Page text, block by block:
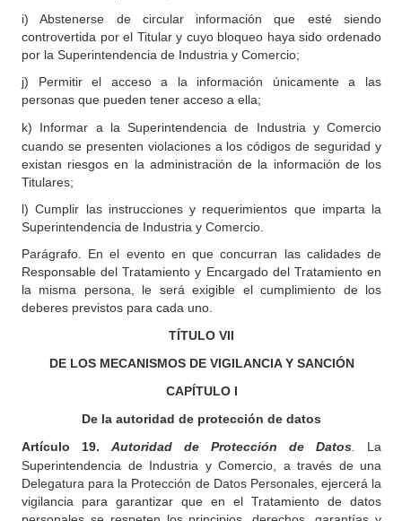
i) Abstenerse de circular información que esté siendo
controvertida por el Titular y cuyo bloqueo haya sido ordenado
por la Superintendencia de Industria y Comercio;
j) Permitir el acceso a la información únicamente a las
personas que pueden tener acceso a ella;
k) Informar a la Superintendencia de Industria y Comercio
cuando se presenten violaciones a los códigos de seguridad y
existan riesgos en la administración de la información de los
Titulares;
l) Cumplir las instrucciones y requerimientos que imparta la
Superintendencia de Industria y Comercio.
Parágrafo. En el evento en que concurran las calidades de
Responsable del Tratamiento y Encargado del Tratamiento en
la misma persona, le será exigible el cumplimiento de los
deberes previstos para cada uno.
TÍTULO VII
DE LOS MECANISMOS DE VIGILANCIA Y SANCIÓN
CAPÍTULOI
De la autoridad de protección de datos
Artículo
19. Autoridad de Protección de Datos
La
Superintendencia de Industria y Comercio, a través de una
Delegatura para la Protección de Datos Personales, ejercerá la
vigilancia para garantizar que en el Tratamiento de datos